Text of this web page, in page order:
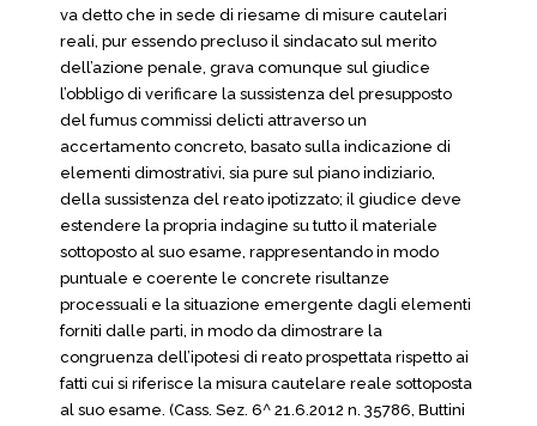
va detto che in sede di riesame di misure cautelari
reali, pur essendo precluso il sindacato sul merito
dell’azione penale, grava comunque sul giudice
l’obbligo di verificare la sussistenza del presupposto
del fumus commissi delicti attraverso un
accertamento concreto, basato sulla indicazione di
elementi dimostrativi, sia pure sul piano indiziario,
della sussistenza del reato ipotizzato; il giudice deve
estendere la propria indagine su tutto il materiale
sottoposto al suo esame, rappresentando in modo
puntuale e coerente le concrete risultanze
processuali e la situazione emergente dagli elementi
forniti dalle parti, in modo da dimostrare la
congruenza dell’ipotesi di reato prospettata rispetto ai
fatti cui si riferisce la misura cautelare reale sottoposta
al suo esame. (Cass. Sez. 6^ 21.6.2012 n. 35786, Buttini